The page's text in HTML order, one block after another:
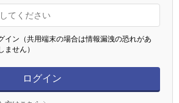
イン（共用端末の場合は情報漏洩の恐れがあ
ません）
ログイン